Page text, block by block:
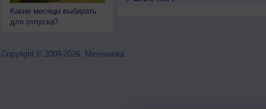
Какие месяцы выбирать
для отпуска?
Copyright © 2009-2026, Метеонова